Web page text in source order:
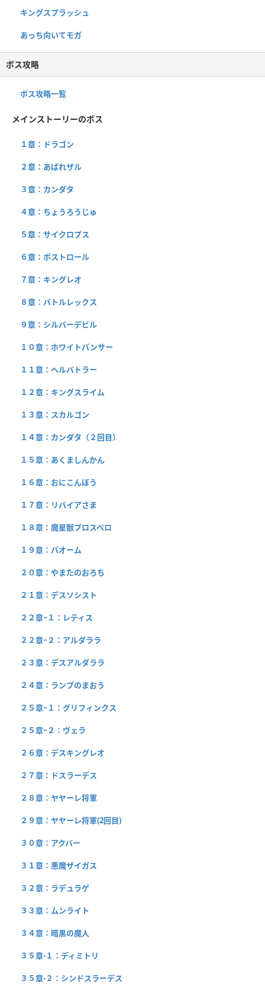
キングスプラッシュ
あっち向いてモガ
ボス攻略
ボス攻略一覧
メインストーリーのボス
１章：ドラゴン
２章：あばれザル
３章：カンダタ
４章：ちょうろうじゅ
５章：サイクロプス
６章：ボストロール
７章：キングレオ
８章：バトルレックス
９章：シルバーデビル
１０章：ホワイトパンサー
１１章：ヘルバトラー
１２章：キングスライム
１３章：スカルゴン
１４章：カンダタ（２回目）
１５章：あくましんかん
１６章：おにこんぼう
１７章：リバイアさま
１８章：魔星獣プロスペロ
１９章：パオーム
２０章：やまたのおろち
２１章：デスソシスト
２２章−１：レティス
２２章−２：アルダララ
２３章：デスアルダララ
２４章：ランプのまおう
２５章−１：グリフィンクス
２５章−２：ヴェラ
２６章：デスキングレオ
２７章：ドスラーデス
２８章：ヤヤーレ将軍
２９章：ヤヤーレ将軍(2回目)
３０章：アクバー
３１章：悪魔ザイガス
３２章：ラデュラゲ
３３章：ムンライト
３４章：暗黒の魔人
３５章-１：ディミトリ
３５章-２：シンドスラーデス